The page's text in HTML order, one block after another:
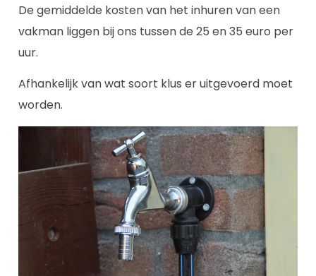
De gemiddelde kosten van het inhuren van een
vakman liggen bij ons tussen de 25 en 35 euro per
uur.
Afhankelijk van wat soort klus er uitgevoerd moet
worden.